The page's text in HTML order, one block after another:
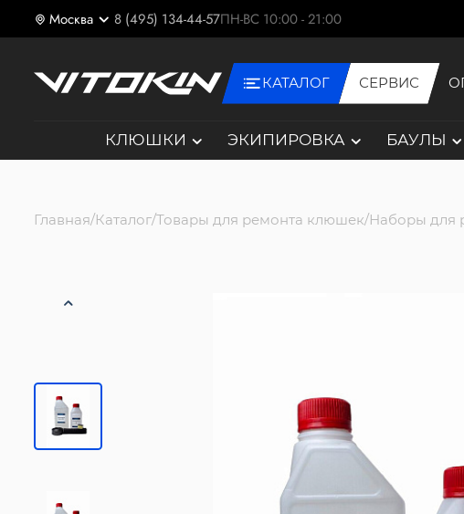
Москва 8 (495) 134-44-57ПН-ВС 10:00 - 21:00
КАТАЛОГ СЕРВИС
КЛЮШКИ ЭКИПИРОВКА БАУЛЫ
Главная Каталог Товары для ремонта клюшек Наборы для